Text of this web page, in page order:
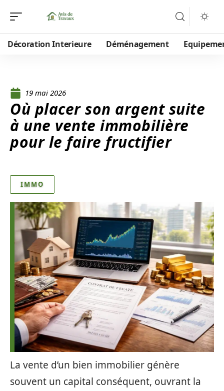
Décoration Interieure Déménagement
19 mai 2026
Où placer son argent suite
à une vente immobilière
pour le faire fructifier
IMMO
La vente d’un bien immobilier génère
souvent un capital conséquent, ouvrant la